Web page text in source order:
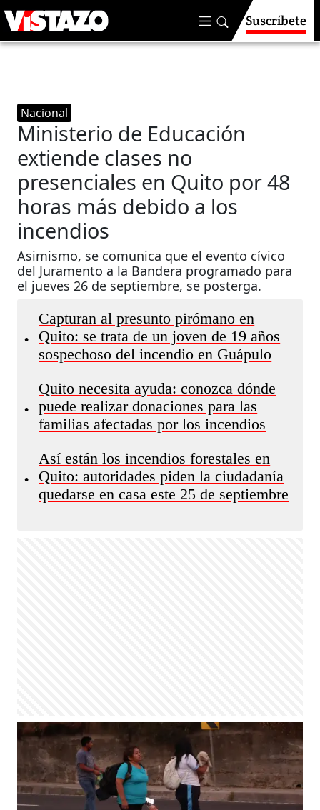
Suscríbete
Nacional
Ministerio de Educación
extiende clases no
presenciales en Quito por 48
horas más debido a los
incendios
Asimismo, se comunica que el evento cívico
del Juramento a la Bandera programado para
el jueves 26 de septiembre, se posterga.
•
Capturan al presunto pirómano en
Quito: se trata de un joven de 19 años
sospechoso del incendio en Guápulo
•
Quito necesita ayuda: conozca dónde
puede realizar donaciones para las
familias afectadas por los incendios
•
Así están los incendios forestales en
Quito: autoridades piden la ciudadanía
quedarse en casa este 25 de septiembre